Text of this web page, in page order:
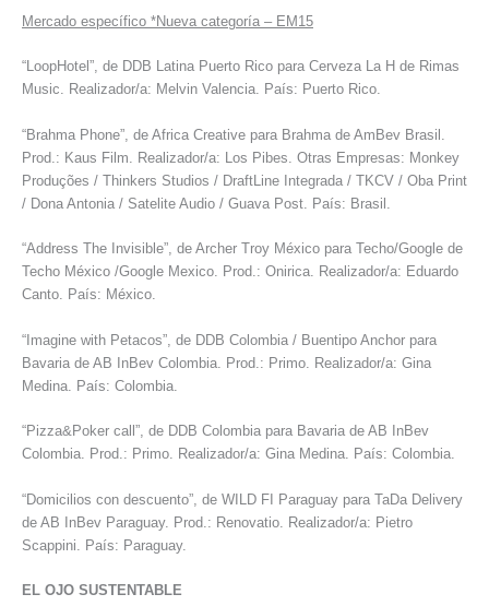
Mercado específico *Nueva categoría – EM15
“LoopHotel”, de DDB Latina Puerto Rico para Cerveza La H de Rimas
Music. Realizador/a: Melvin Valencia. País: Puerto Rico.
“Brahma Phone”, de Africa Creative para Brahma de AmBev Brasil.
Prod.: Kaus Film. Realizador/a: Los Pibes. Otras Empresas: Monkey
Produções / Thinkers Studios / DraftLine Integrada / TKCV / Oba Print
/ Dona Antonia / Satelite Audio / Guava Post. País: Brasil.
“Address The Invisible”, de Archer Troy México para Techo/Google de
Techo México /Google Mexico. Prod.: Onirica. Realizador/a: Eduardo
Canto. País: México.
“Imagine with Petacos”, de DDB Colombia / Buentipo Anchor para
Bavaria de AB InBev Colombia. Prod.: Primo. Realizador/a: Gina
Medina. País: Colombia.
“Pizza&Poker call”, de DDB Colombia para Bavaria de AB InBev
Colombia. Prod.: Primo. Realizador/a: Gina Medina. País: Colombia.
“Domicilios con descuento”, de WILD FI Paraguay para TaDa Delivery
de AB InBev Paraguay. Prod.: Renovatio. Realizador/a: Pietro
Scappini. País: Paraguay.
EL OJO SUSTENTABLE